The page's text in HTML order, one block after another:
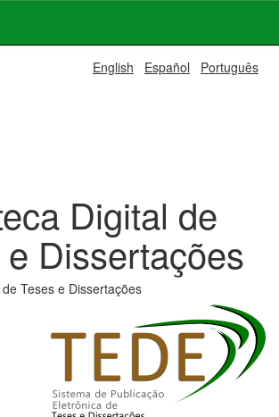
English Español Português
Digital de
Dissertações
Teses e Dissertações